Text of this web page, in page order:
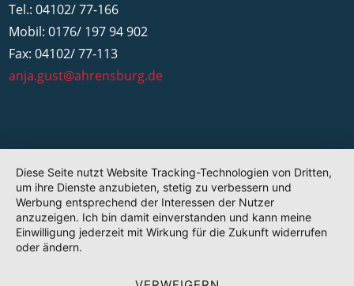
Tel.: 04102/ 77-166
Mobil: 0176/ 197 94 902
Fax: 04102/ 77-113
anja.gust@ahrensburg.de
Diese Seite nutzt Website Tracking-Technologien von Dritten,
um ihre Dienste anzubieten, stetig zu verbessern und
Werbung entsprechend der Interessen der Nutzer
anzuzeigen. Ich bin damit einverstanden und kann meine
Einwilligung jederzeit mit Wirkung für die Zukunft widerrufen
oder ändern.